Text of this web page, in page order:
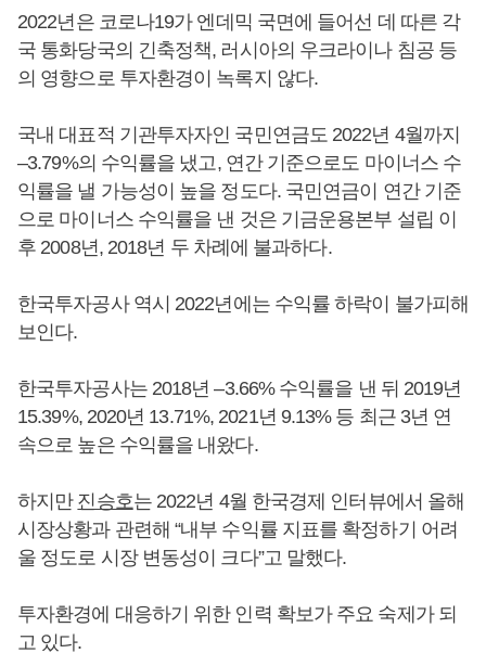
2022년은 코로나19가 엔데믹 국면에 들어선 데 따른 각
국 통화당국의 긴축정책, 러시아의 우크라이나 침공 등
의 영향으로 투자환경이 녹록지 않다.
국내 대표적 기관투자자인 국민연금도 2022년 4월까지
–3.79%의 수익률을 냈고, 연간 기준으로도 마이너스 수
익률을 낼 가능성이 높을 정도다. 국민연금이 연간 기준
으로 마이너스 수익률을 낸 것은 기금운용본부 설립 이
후 2008년, 2018년 두 차례에 불과하다.
한국투자공사 역시 2022년에는 수익률 하락이 불가피해
보인다.
한국투자공사는 2018년 –3.66% 수익률을 낸 뒤 2019년
15.39%, 2020년 13.71%, 2021년 9.13% 등 최근 3년 연
속으로 높은 수익률을 내왔다.
하지만 진승호는 2022년 4월 한국경제 인터뷰에서 올해
시장상황과 관련해 “내부 수익률 지표를 확정하기 어려
울 정도로 시장 변동성이 크다”고 말했다.
투자환경에 대응하기 위한 인력 확보가 주요 숙제가 되
고 있다.